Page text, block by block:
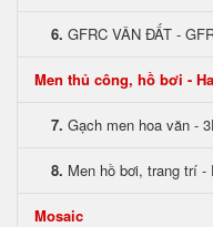
6. GFRC VÂN ĐẤT -
Men thủ công, hồ bơi -
7. Gạch men hoa văn -
8. Men hồ bơi, trang trí -
Mosaic